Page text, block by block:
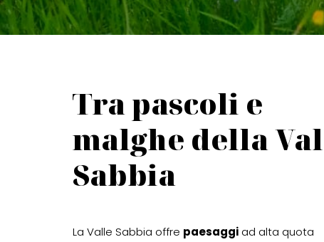
Tra pascoli e
malghe della
Sabbia
La Valle Sabbia offre paesaggi ad alta quota